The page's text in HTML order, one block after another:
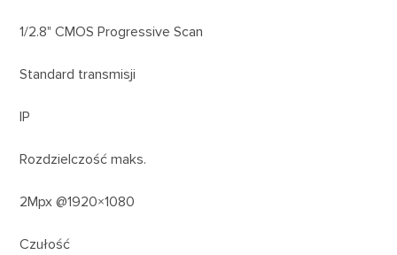
1/2.8" CMOS Progressive Scan
Standard transmisji
IP
Rozdzielczość maks.
2Mpx @1920×1080
Czułość